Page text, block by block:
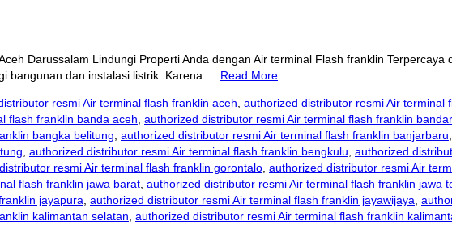
Darussalam Lindungi Properti Anda dengan Air terminal Flash franklin
bangunan dan instalasi listrik. Karena … Read More
resmi Air terminal flash franklin aceh, authorized distributor resmi Air terminal
flash franklin banda aceh, authorized distributor resmi Air terminal flash franklin
bangka belitung, authorized distributor resmi Air terminal flash franklin banjarbaru,
, authorized distributor resmi Air terminal flash franklin bengkulu, authorized
resmi Air terminal flash franklin gorontalo, authorized distributor resmi Air
flash franklin jawa barat, authorized distributor resmi Air terminal flash franklin jawa
jayapura, authorized distributor resmi Air terminal flash franklin jayawijaya,
kalimantan selatan, authorized distributor resmi Air terminal flash franklin